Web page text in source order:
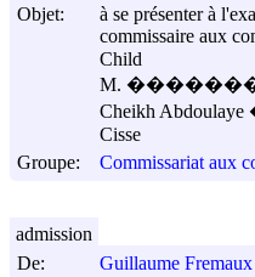
Objet:
à se présenter à
commissaire aux
Child
M.
Cheikh
Cisse
Groupe:
Commissariat aux
De:
Guillaume Fremaux
admission